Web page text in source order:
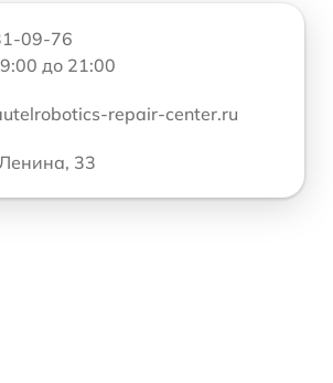
09-76
до 21:00
repair-center.ru
33